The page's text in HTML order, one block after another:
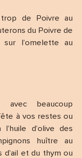
de Poivre au
du Poivre de
sur l’omelette au
avec beaucoup
à vos restes ou
d’olive des
huître au
d’ail et du thym ou